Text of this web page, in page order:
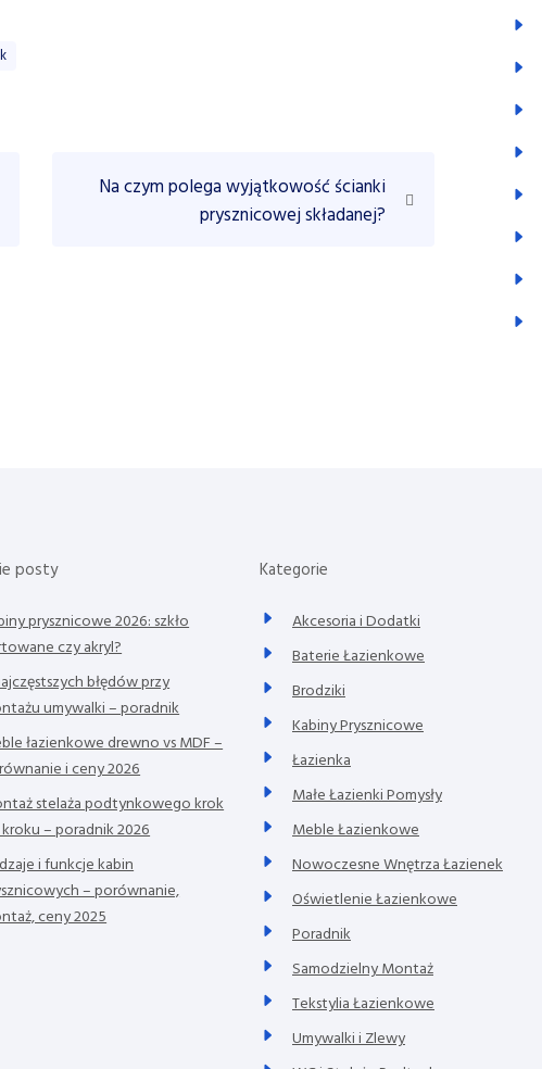
Na czym polega wyjątkowość ścianki
prysznicowej składanej?
posty
prysznicowe 2026: szkło
czy akryl?
błędów przy
umywalki – poradnik
łazienkowe drewno vs MDF –
i ceny 2026
stelaża podtynkowego krok
– poradnik 2026
i funkcje kabin
– porównanie,
ceny 2025
Kategorie
Akcesoria i Dodatki
Baterie Łazienkowe
Brodziki
Kabiny Prysznicowe
Łazienka
Małe Łazienki Pomysły
Meble Łazienkowe
Nowoczesne Wnętrza Łazienek
Oświetlenie Łazienkowe
Poradnik
Samodzielny Montaż
Tekstylia Łazienkowe
Umywalki i Zlewy